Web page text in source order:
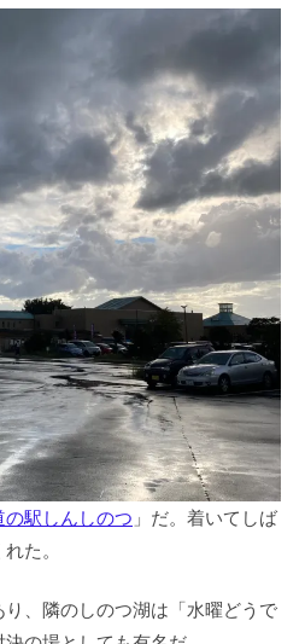
の駅しんしのつ 」だ。着いてしば
た。
、隣のしのつ湖は「水曜どうで